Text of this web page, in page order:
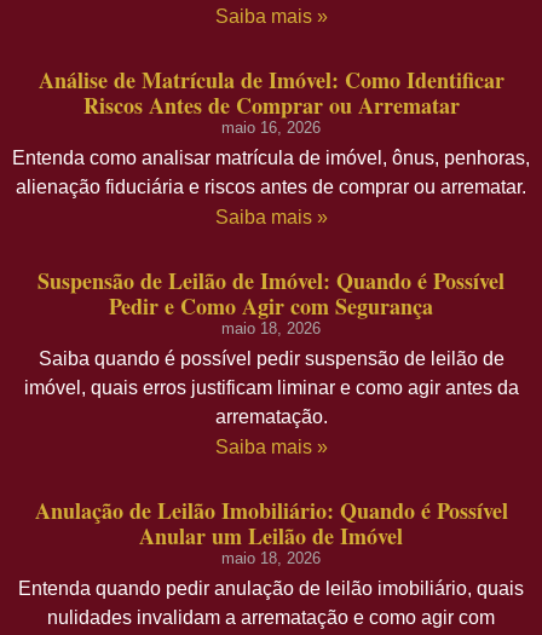
Saiba mais »
Análise de Matrícula de Imóvel: Como Identificar
Riscos Antes de Comprar ou Arrematar
maio 16, 2026
Entenda como analisar matrícula de imóvel, ônus, penhoras,
alienação fiduciária e riscos antes de comprar ou arrematar.
Saiba mais »
Suspensão de Leilão de Imóvel: Quando é Possível
Pedir e Como Agir com Segurança
maio 18, 2026
Saiba quando é possível pedir suspensão de leilão de
imóvel, quais erros justificam liminar e como agir antes da
arrematação.
Saiba mais »
Anulação de Leilão Imobiliário: Quando é Possível
Anular um Leilão de Imóvel
maio 18, 2026
Entenda quando pedir anulação de leilão imobiliário, quais
nulidades invalidam a arrematação e como agir com